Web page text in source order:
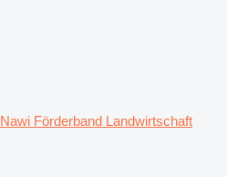
Nawi Förderband Landwirtschaft